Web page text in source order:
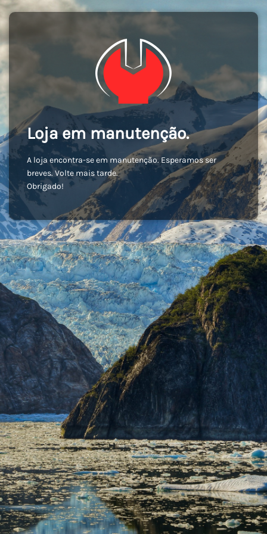
Loja em manutenção.
A loja encontra-se em manutenção. Esperamos ser
breves. Volte mais tarde.
Obrigado!